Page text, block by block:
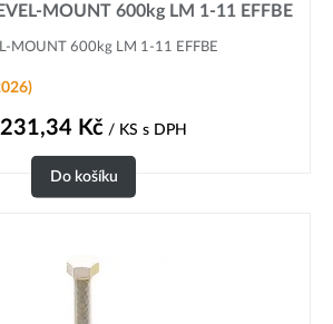
MOUNT 600kg LM 1-11 EFFBE
MOUNT 600kg LM 1-11 EFFBE
Kč/ KS s DPH
Do košíku